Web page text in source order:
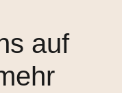
auf